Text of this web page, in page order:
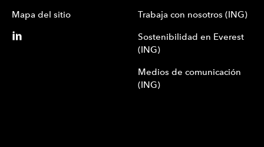
Mapa del sitio Trabaja con nosotros (ING)
Sostenibilidad en Everest
(ING)
Medios de comunicación
(ING)